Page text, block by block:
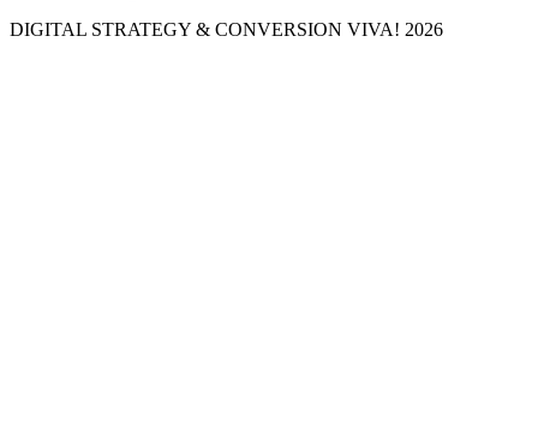
DIGITAL STRATEGY & CONVERSION VIVA! 2026